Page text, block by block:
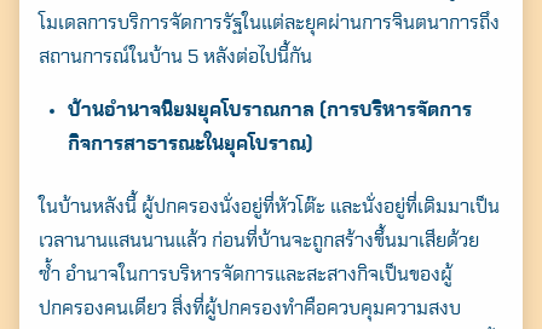
โมเดลการบริการจัดการรัฐในแต่ละยุคผ่านการจินตนาการถึง
สถานการณ์ในบ้าน 5 หลังต่อไปนี้กัน
บ้านอำนาจนิยมยุคโบราณกาล (การบริหารจัดการ
กิจการสาธารณะในยุคโบราณ)
ในบ้านหลังนี้ ผู้ปกครองนั่งอยู่ที่หัวโต๊ะ และนั่งอยู่ที่เดิมมาเป็น
เวลานานแสนนานแล้ว ก่อนที่บ้านจะถูกสร้างขึ้นมาเสียด้วย
ซ้ำ อำนาจในการบริหารจัดการและสะสางกิจเป็นของผู้
ปกครองคนเดียว สิ่งที่ผู้ปกครองทำคือควบคุมความสงบ